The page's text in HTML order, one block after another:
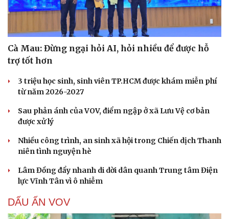
Cà Mau: Đừng ngại hỏi AI, hỏi nhiều để được hỗ
trợ tốt hơn
3 triệu học sinh, sinh viên TP.HCM được khám miễn phí
từ năm 2026-2027
Sau phản ánh của VOV, điểm ngập ở xã Lưu Vệ cơ bản
được xử lý
Nhiều công trình, an sinh xã hội trong Chiến dịch Thanh
niên tình nguyện hè
Lâm Đồng đẩy nhanh di dời dân quanh Trung tâm Điện
lực Vĩnh Tân vì ô nhiễm
DẤU ẤN VOV